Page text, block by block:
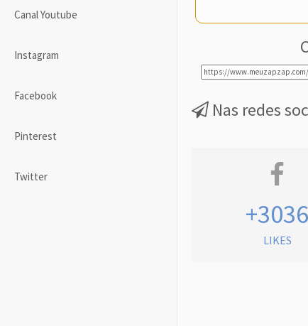
Canal Youtube
Instagram
Facebook
Pinterest
Twitter
Nas redes
+3036
LIKES